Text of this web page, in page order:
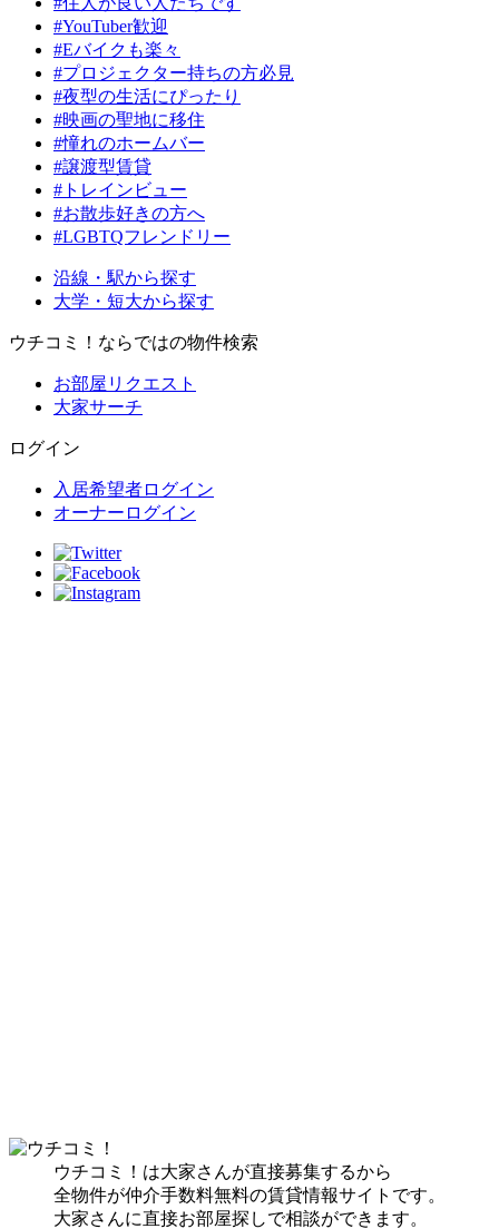
#YouTuber歓迎
#Eバイクも楽々
#プロジェクター持ちの方必見
#夜型の生活にぴったり
#映画の聖地に移住
#憧れのホームバー
#譲渡型賃貸
#トレインビュー
#お散歩好きの方へ
#LGBTQフレンドリー
沿線・駅から探す
大学・短大から探す
ウチコミ！ならではの物件検索
お部屋リクエスト
大家サーチ
ログイン
入居希望者ログイン
オーナーログイン
ウチコミ！は大家さんが直接募集するから
全物件が仲介手数料無料の賃貸情報サイトです。
大家さんに直接お部屋探しで相談ができます。